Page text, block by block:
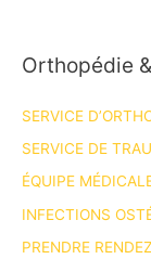
brillamment
leur
thèse
de
Orthopédie
SERVICE
SERVICE DE
ÉQUIPE
INFECTIONS
PRENDRE